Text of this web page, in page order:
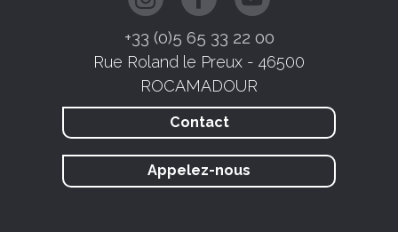
+33 (0)5 65 33 22 00
Rue Roland le Preux - 46500
ROCAMADOUR
Contact
Appelez-nous